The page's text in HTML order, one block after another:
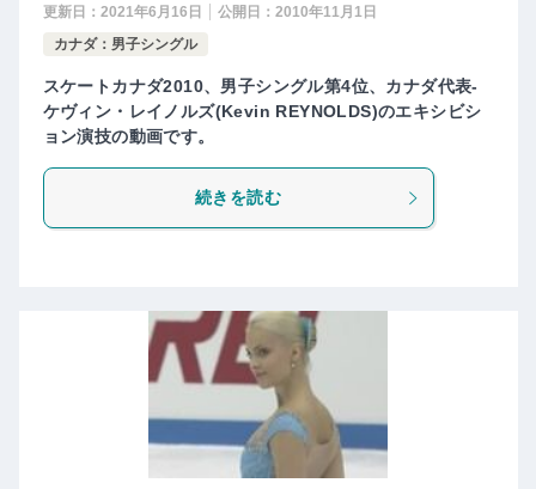
更新日： 2021年6月16日 公開日： 2010年11月1日
カナダ：男子シングル
スケートカナダ2010、男子シングル第4位、カナダ代表-
ケヴィン・レイノルズ(Kevin REYNOLDS)のエキシビシ
ョン演技の動画です。
続きを読む